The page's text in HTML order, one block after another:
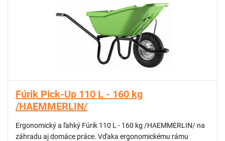
Fúrik Pick-Up 110 L - 160 kg
/HAEMMERLIN/
Ergonomický a ľahký Fúrik 110 L - 160 kg /HAEMMERLIN/ na
záhradu aj domáce práce. Vďaka ergonomickému rámu